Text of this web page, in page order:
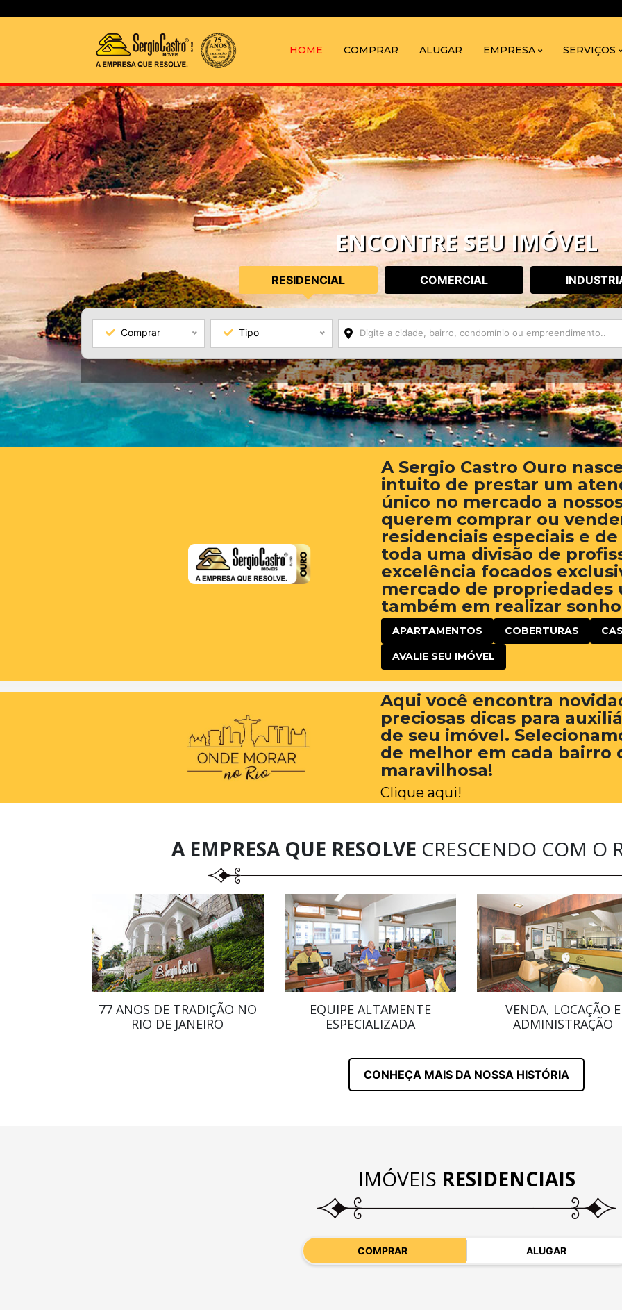
HOME COMPRAR ALUGAR EMPRESA SERVIÇOS
ENCONTRE SEU IMÓVEL
RESIDENCIAL COMERCIAL
Comprar Tipo
A Sergio Castro Ouro
intuito de prestar um
único no mercado a
querem comprar ou
residenciais especiais e
toda uma divisão de
excelência focados
mercado de propriedades
também em realizar
APARTAMENTOS COBERTURAS
AVALIE SEU IMÓVEL
Aqui você encontra
preciosas dicas para
de seu imóvel.
de melhor em cada bairro
maravilhosa!
Clique aqui!
A EMPRESA QUE RESOLVE CRESCENDO COM O
77 ANOS DE TRADIÇÃO NO
RIO DE JANEIRO
EQUIPE ALTAMENTE
ESPECIALIZADA
VENDA, LOCAÇÃO E
ADMINISTRAÇÃO
CONHEÇA MAIS DA NOSSA HISTÓRIA
IMÓVEIS RESIDENCIAIS
COMPRAR ALUGAR